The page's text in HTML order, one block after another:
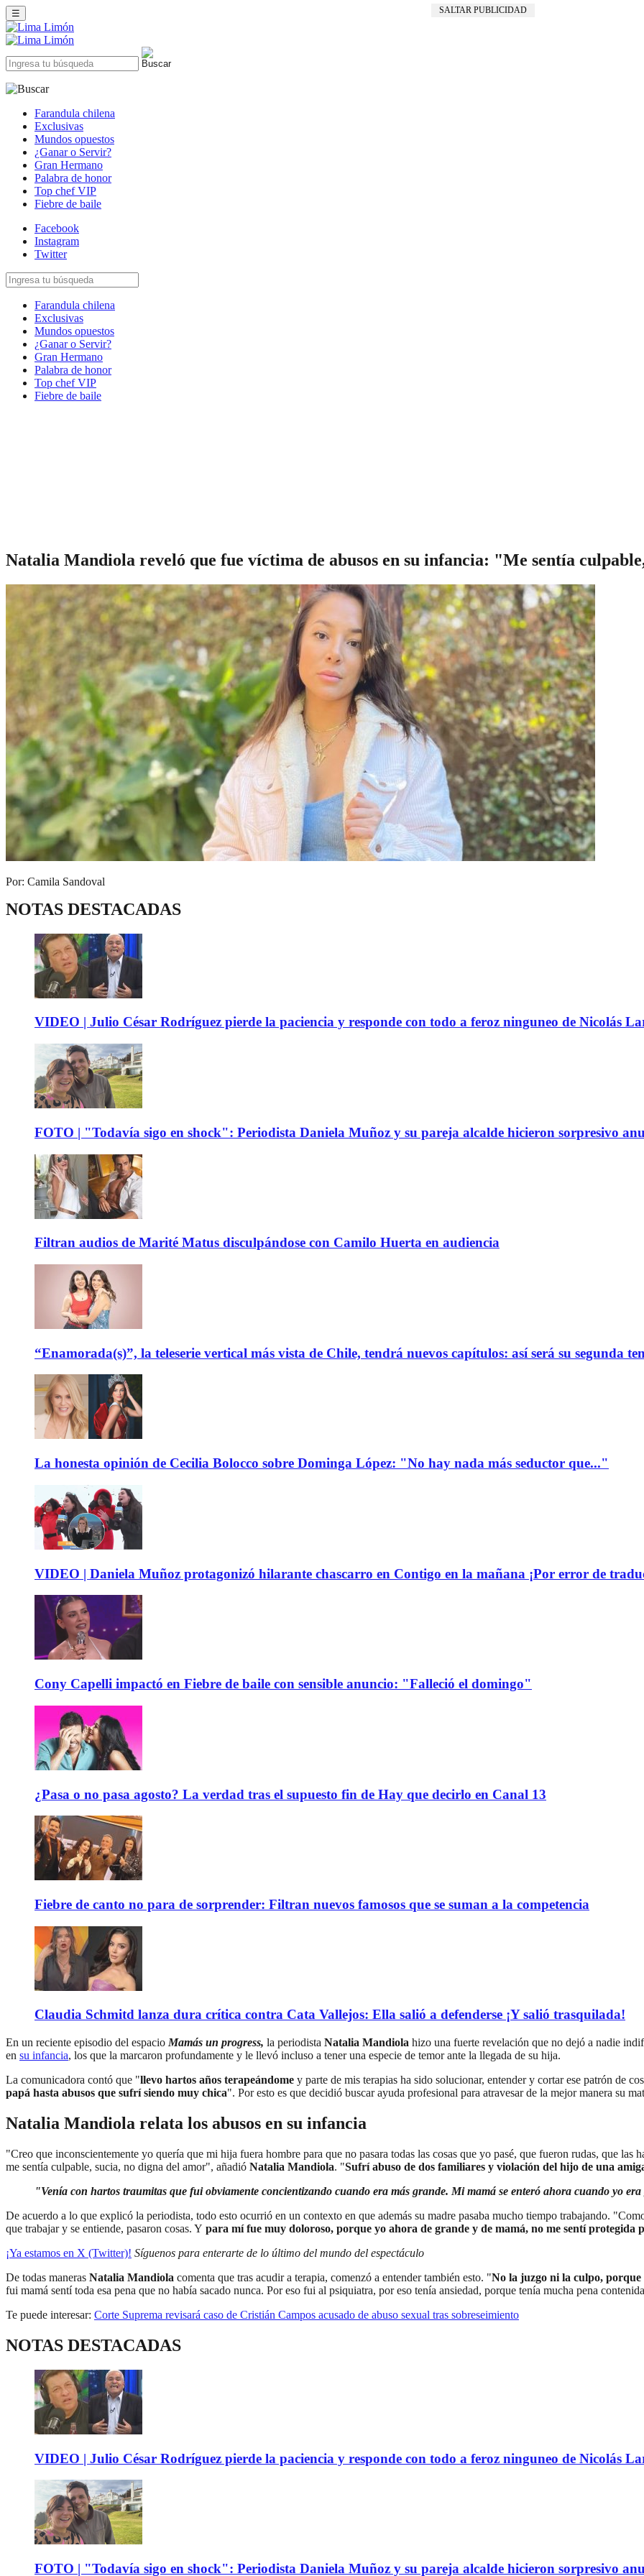
SALTAR PUBLICIDAD
☰
Farandula chilena
Exclusivas
Mundos opuestos
¿Ganar o Servir?
Gran Hermano
Palabra de honor
Top chef VIP
Fiebre de baile
Facebook
Instagram
Twitter
Farandula chilena
Exclusivas
Mundos opuestos
¿Ganar o Servir?
Gran Hermano
Palabra de honor
Top chef VIP
Fiebre de baile
Natalia Mandiola reveló que fue víctima de abusos en su infancia: "Me sentía
Por: Camila Sandoval
NOTAS DESTACADAS
VIDEO | Julio César Rodríguez pierde la paciencia y responde con todo a feroz ninguneo de Nicolás
FOTO | "Todavía sigo en shock": Periodista Daniela Muñoz y su pareja alcalde hicieron sorpresivo
Filtran audios de Marité Matus disculpándose con Camilo Huerta en audiencia
“Enamorada(s)”, la teleserie vertical más vista de Chile, tendrá nuevos capítulos: así será su segunda
La honesta opinión de Cecilia Bolocco sobre Dominga López: "No hay nada más seductor que..."
VIDEO | Daniela Muñoz protagonizó hilarante chascarro en Contigo en la mañana ¡Por error de
Cony Capelli impactó en Fiebre de baile con sensible anuncio: "Falleció el domingo"
¿Pasa o no pasa agosto? La verdad tras el supuesto fin de Hay que decirlo en Canal 13
Fiebre de canto no para de sorprender: Filtran nuevos famosos que se suman a la competencia
Claudia Schmitd lanza dura crítica contra Cata Vallejos: Ella salió a defenderse ¡Y salió trasquilada!
En un reciente episodio del espacio Mamás un progress, la periodista Natalia Mandiola hizo una fuerte revelación que no dejó a nadie
en su infancia, los que la marcaron profundamente y le llevó incluso a tener una especie de temor ante la llegada de su hija.
La comunicadora contó que "llevo hartos años terapeándome y parte de mis terapias ha sido solucionar, entender y cortar ese patrón de
papá hasta abusos que sufrí siendo muy chica". Por esto es que decidió buscar ayuda profesional para atravesar de la mejor manera su
Natalia Mandiola relata los abusos en su infancia
"Creo que inconscientemente yo quería que mi hija fuera hombre para que no pasara todas las cosas que yo pasé, que fueron rudas, que
me sentía culpable, sucia, no digna del amor", añadió Natalia Mandiola. "Sufrí abuso de dos familiares y violación del hijo de una
"Venía con hartos traumitas que fui obviamente concientizando cuando era más grande. Mi mamá se enteró ahora cuando yo
De acuerdo a lo que explicó la periodista, todo esto ocurrió en un contexto en que además su madre pasaba mucho tiempo trabajando.
que trabajar y se entiende, pasaron cosas. Y para mí fue muy doloroso, porque yo ahora de grande y de mamá, no me sentí protegida
¡Ya estamos en X (Twitter)! Síguenos para enterarte de lo último del mundo del espectáculo
De todas maneras Natalia Mandiola comenta que tras acudir a terapia, comenzó a entender también esto. "No la juzgo ni la culpo,
fui mamá sentí toda esa pena que no había sacado nunca. Por eso fui al psiquiatra, por eso tenía ansiedad, porque tenía mucha pena
Te puede interesar: Corte Suprema revisará caso de Cristián Campos acusado de abuso sexual tras sobreseimiento
NOTAS DESTACADAS
VIDEO | Julio César Rodríguez pierde la paciencia y responde con todo a feroz ninguneo de Nicolás
FOTO | "Todavía sigo en shock": Periodista Daniela Muñoz y su pareja alcalde hicieron sorpresivo